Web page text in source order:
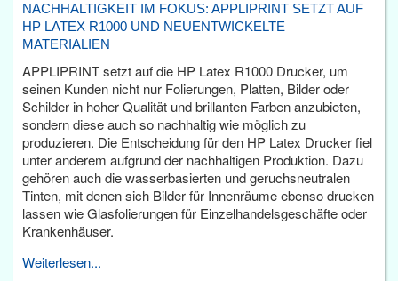
NACHHALTIGKEIT IM FOKUS: APPLIPRINT SETZT AUF
HP LATEX R1000 UND NEUENTWICKELTE
MATERIALIEN
APPLIPRINT setzt auf die HP Latex R1000 Drucker, um
seinen Kunden nicht nur Folierungen, Platten, Bilder oder
Schilder in hoher Qualität und brillanten Farben anzubieten,
sondern diese auch so nachhaltig wie möglich zu
produzieren. Die Entscheidung für den HP Latex Drucker fiel
unter anderem aufgrund der nachhaltigen Produktion. Dazu
gehören auch die wasserbasierten und geruchsneutralen
Tinten, mit denen sich Bilder für Innenräume ebenso drucken
lassen wie Glasfolierungen für Einzelhandelsgeschäfte oder
Krankenhäuser.
Weiterlesen...